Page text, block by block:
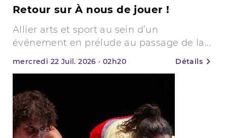
Retour sur À nous de jouer !
Allier arts et sport au sein d’un
événement en prélude au passage de la...
mercredi 22 Juil. 2026 ·02h20 Détails